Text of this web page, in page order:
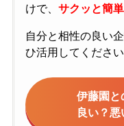
けで、 サクッと簡
自分と相性の良い
ひ活用してください
伊藤園と
良い？悪